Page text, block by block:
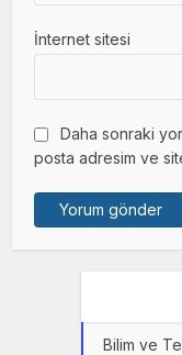
İnternet sitesi
Daha sonraki
posta adresim ve
Bilim ve